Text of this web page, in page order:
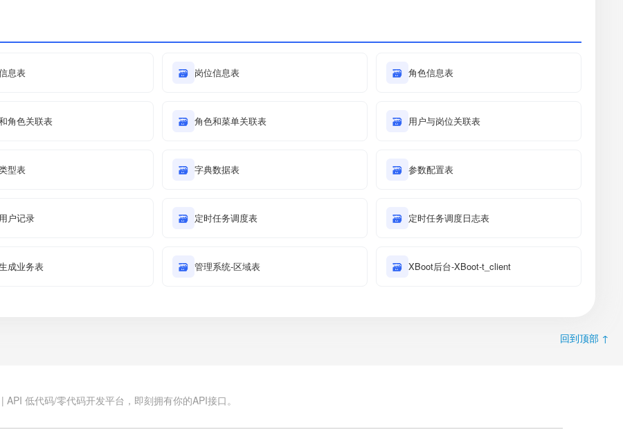
息表 🗃 岗位信息表 🗃 角色信息表
角色关联表 🗃 角色和菜单关联表 🗃 用户与岗位关联表
型表 🗃 字典数据表 🗃 参数配置表
户记录 🗃 定时任务调度表 🗃 定时任务调度日志表
成业务表 🗃 管理系统-区域表 🗃 XBoot后台-XBoot-t_client
回到顶部 ↑
API 低代码/零代码开发平台，即刻拥有你的API接口。